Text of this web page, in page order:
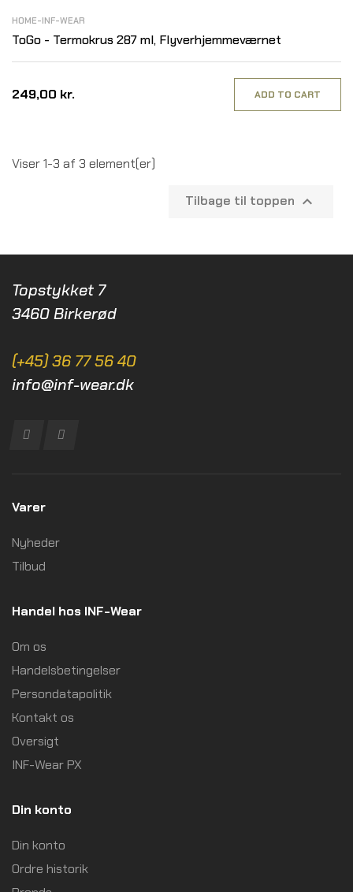
HOME-INF-WEAR
ToGo - Termokrus 287 ml, Flyverhjemmeværnet
249,00 kr. ADD TO CART
Viser 1-3 af 3 element(er)
Tilbage til toppen 
Topstykket 7
3460 Birkerød
(+45) 36 77 56 40
info@inf-wear.dk
Varer
Nyheder
Tilbud
Handel hos INF-Wear
Om os
Handelsbetingelser
Persondatapolitik
Kontakt os
Oversigt
INF-Wear PX
Din konto
Din konto
Ordre historik